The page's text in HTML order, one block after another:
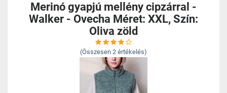
Merinó gyapjú mellény cipzárral -
Walker - Ovecha Méret: XXL, Szín:
Oliva zöld
(Összesen 2 értékelés)